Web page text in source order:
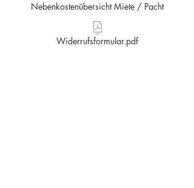
Nebenkostenübersicht Miete / Pacht
Widerrufsformular.pdf